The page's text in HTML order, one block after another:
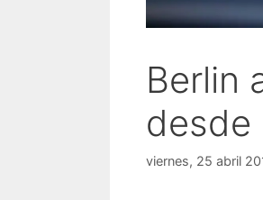
Berlin
desde
viernes, 25 abril